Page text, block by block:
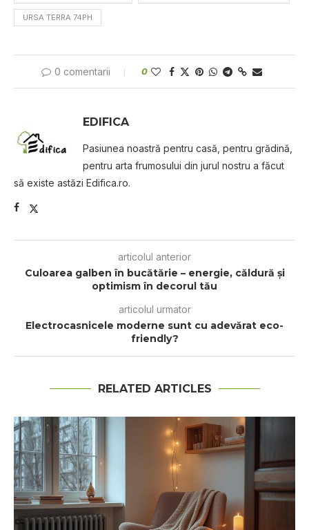
URSA TERRA 74PH
0 comentarii 0
EDIFICA
Pasiunea noastră pentru casă, pentru grădină,
pentru arta frumosului din jurul nostru a făcut
să existe astăzi Edifica.ro.
articolul anterior
Culoarea galben în bucătărie – energie, căldură și
optimism în decorul tău
articolul urmator
Electrocasnicele moderne sunt cu adevărat eco-
friendly?
RELATED ARTICLES